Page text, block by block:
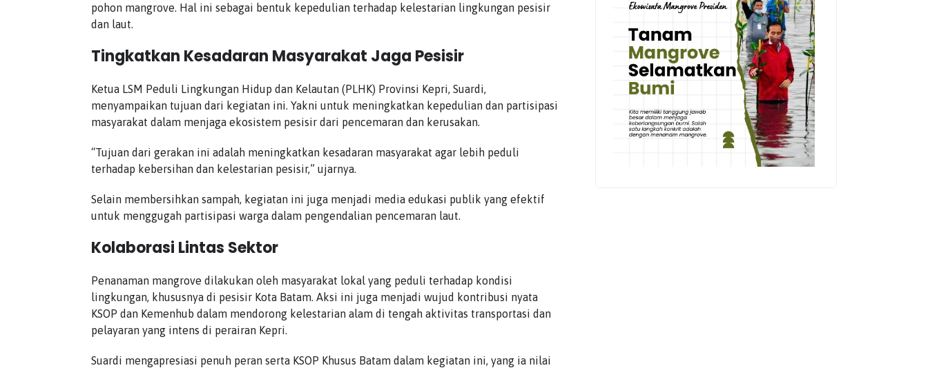
pohon mangrove. Hal ini sebagai bentuk kepedulian terhadap kelestarian lingkungan pesisir
dan laut.
Tingkatkan Kesadaran Masyarakat Jaga Pesisir
Ketua LSM Peduli Lingkungan Hidup dan Kelautan (PLHK) Provinsi Kepri, Suardi,
menyampaikan tujuan dari kegiatan ini. Yakni untuk meningkatkan kepedulian dan partisipasi
masyarakat dalam menjaga ekosistem pesisir dari pencemaran dan kerusakan.
“Tujuan dari gerakan ini adalah meningkatkan kesadaran masyarakat agar lebih peduli
terhadap kebersihan dan kelestarian pesisir,” ujarnya.
Selain membersihkan sampah, kegiatan ini juga menjadi media edukasi publik yang efektif
untuk menggugah partisipasi warga dalam pengendalian pencemaran laut.
Kolaborasi Lintas Sektor
Penanaman mangrove dilakukan oleh masyarakat lokal yang peduli terhadap kondisi
lingkungan, khususnya di pesisir Kota Batam. Aksi ini juga menjadi wujud kontribusi nyata
KSOP dan Kemenhub dalam mendorong kelestarian alam di tengah aktivitas transportasi dan
pelayaran yang intens di perairan Kepri.
Suardi mengapresiasi penuh peran serta KSOP Khusus Batam dalam kegiatan ini, yang ia nilai